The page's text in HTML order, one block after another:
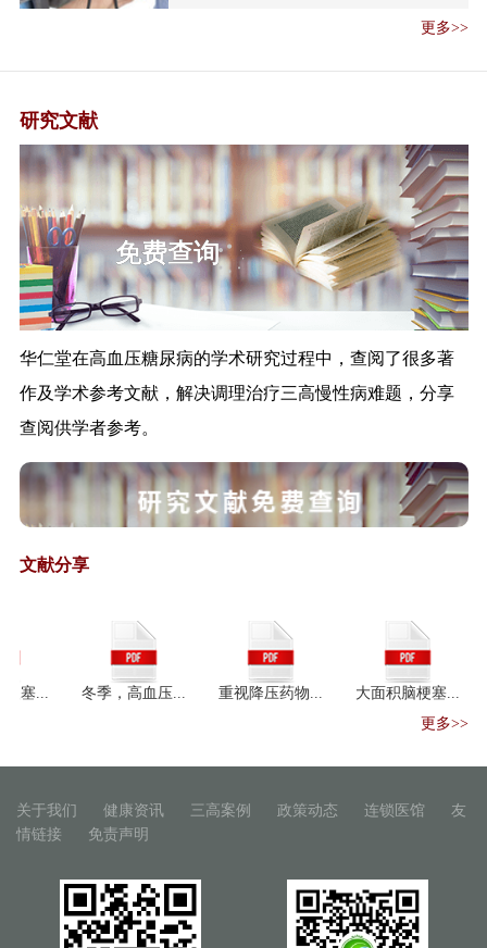
《国家卫生健康委办公厅关于加
解读《全国流行性感冒防控工作
方案（202...
《国家卫生健康委 国家中医药管
理局关于 做...
国家中医药管理局办公室关于进
一步强化中医...
关于加强基层医疗卫生机构绩效
《关于加强基层医疗卫生机构绩
效考核的指导...
国家发展改革委、国家中医药管
理局负责同志...
《国家中医药管理局办公室关于
保健食品保健功能目录原料目录
管理办法（征...
保健食品标识管理办法（征求意
外企摇钱树
一带一路"医药机遇：中阿卫生
合作迈入紧密期
更多>>
研究文献
三高研究文献
华仁堂在高血压糖尿病的学术研究过程中，查阅了很多著
作及学术参考文献，解决调理治疗三高慢性病难题，分享
查阅供学者参考。
文献分享
... 冬季，高血压... 重视降压药物... 大面积脑梗塞...
更多>>
关于我们 健康资讯 三高案例 政策动态 连锁医馆
友
情链接
免责声明